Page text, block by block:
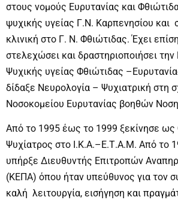
στους νομούς Ευρυτανίας και
ψυχικής υγείας Γ.Ν. Καρπενησίου και
κλινική στο Γ. Ν. Φθιώτιδας. Έχει
στελεχώσει και δραστηριοποιήσει
Ψυχικής υγείας Φθιώτιδας
δίδαξε Νευρολογία – Ψυχιατρική στη
Νοσοκομείου Ευρυτανίας βοηθών
Από το 1995 έως το 1999 ξεκίνησε
Ψυχίατρος στο Ι.Κ.Α.–Ε.Τ.Α.Μ. Από το
υπήρξε Διευθυντής Επιτροπών
(ΚΕΠΑ) όπου ήταν υπεύθυνος για τον
καλή λειτουργία, εισήγηση και